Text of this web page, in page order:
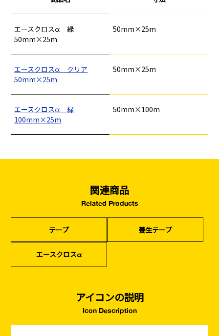
ロープ・チェーン シート・ネット
フレコン・袋物 養生・フィルム ワイヤー・番線
仮設資材 現場用品・保安用品
型枠部材 基礎用部材 土木資材 テープ
検索
建てる（建築）
基礎工事・
仮説・バリケード
バリケード（保安）
季節商材
解体・改修工事
（リサイクル）
エースクロスα 緑
50mm×25m
50mm×25m
エースクロスα クリア
50mm×25m
50mm×25m
エースクロスα 緑
100mm×25m
50mm×100m
関連商品
Related Products
テープ 養生テープ
エースクロスα
アイコンの説明
Icon Description